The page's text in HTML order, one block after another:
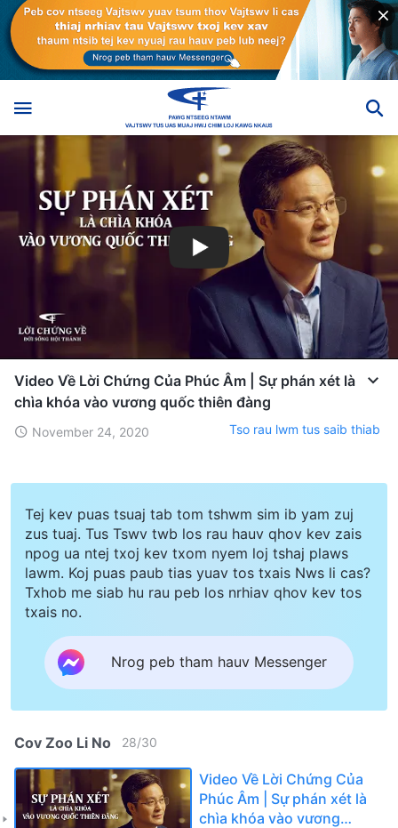
Video Về Lời Chứng Của Phúc Âm | Sự phán xét là
chìa khóa vào vương quốc thiên đàng
November 24, 2020 Tso rau lwm tus saib thiab
Tej kev puas tsuaj tab tom tshwm sim ib yam zuj
zus tuaj. Tus Tswv twb los rau hauv qhov kev zais
npog ua ntej txoj kev txom nyem loj tshaj plaws
lawm. Koj puas paub tias yuav tos txais Nws li cas?
Txhob me siab hu rau peb los nrhiav qhov kev tos
txais no.
Nrog peb tham hauv Messenger
Cov Zoo Li No 28/30
Video Về Lời Chứng Của
Phúc Âm | Sự phán xét là
chìa khóa vào vương